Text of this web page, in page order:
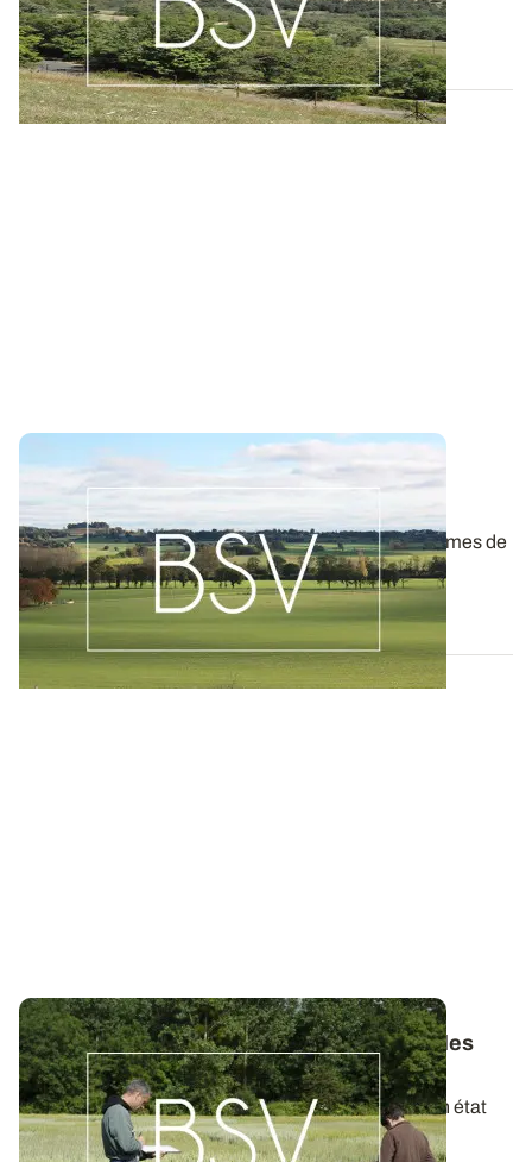
05 AOÛT 2026
Bulletin de santé du Végétal - Aquitaine :
Grandes cultures / Pommes de terre
Aujourd'hui, les BSV Grandes cultures n°22 et Pommes de
terre n°18 sont disponibles pour...
31 JUILL. 2026
Bulletins de Santé du Végétal - Consultez les
derniers BSV de votre région
Ces bulletins, publiés chaque semaine, dressent un état
des lieux exhaustif des cultures...